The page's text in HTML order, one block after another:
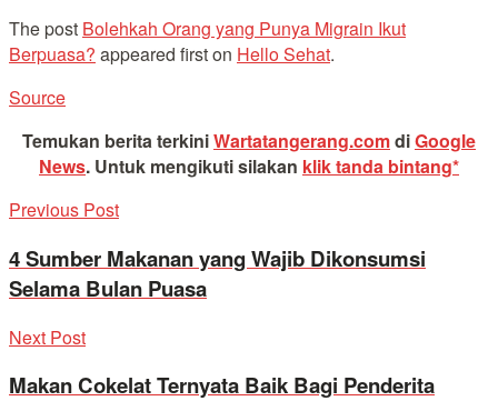
The post Bolehkah Orang yang Punya Migrain Ikut
Berpuasa? appeared first on Hello Sehat.
Source
Temukan berita terkiniWartatangerang.comdiGoogle
News. Untuk mengikuti silakan klik tanda bintang*
Previous Post
4 Sumber Makanan yang Wajib Dikonsumsi
Selama Bulan Puasa
Next Post
Makan Cokelat Ternyata Baik Bagi Penderita